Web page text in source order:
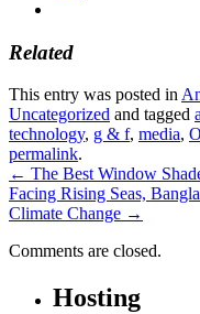
Related
This entry was posted in
Uncategorized and tagged
technology, g & f, media,
permalink.
← The Best Window
Facing Rising Seas,
Climate Change →
Comments are closed.
Hosting